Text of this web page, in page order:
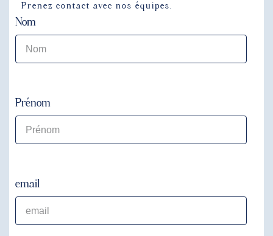
Prenez contact avec nos équipes.
Nom
Prénom
email